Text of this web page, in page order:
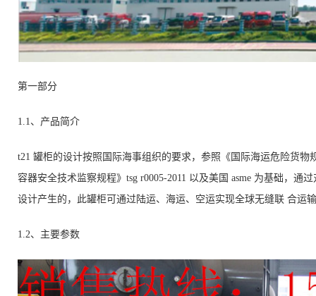
第一部分
1.1、产品简介
t21 罐柜的设计按照国际海事组织的要求，参照《国际海运危险货物
容器安全技术监察规程》 tsg r0005-2011 以及美国 asme 为基础，通
设计产生的，此罐柜可通过陆运、海运、空运实现全球无缝联 合运
1.2、主要参数